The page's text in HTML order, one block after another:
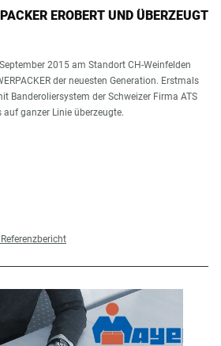
EROBERT UND ÜBERZEUGT
2015 am Standort CH-Weinfelden
der neuesten Generation. Erstmals
Banderoliersystem der Schweizer Firma ATS
ganzer Linie überzeugte.